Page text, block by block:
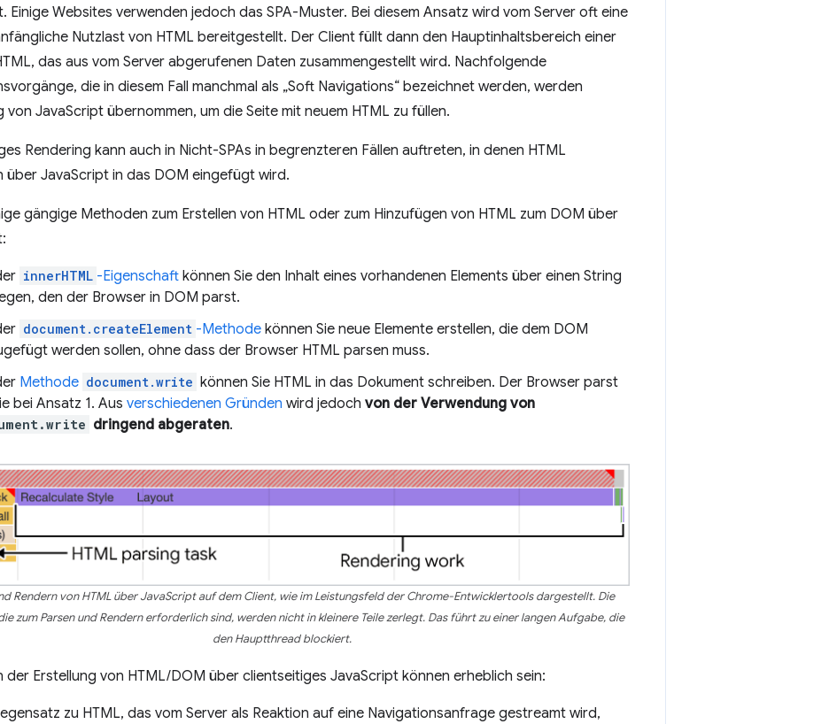
Einige Websites verwenden jedoch das SPA-Muster. Bei diesem Ansatz wird vom Server oft eine
Nutzlast von HTML bereitgestellt. Der Client füllt dann den Hauptinhaltsbereich einer
das aus vom Server abgerufenen Daten zusammengestellt wird. Nachfolgende
die in diesem Fall manchmal als „Soft Navigations“ bezeichnet werden, werden
von JavaScript übernommen, um die Seite mit neuem HTML zu füllen.
Rendering kann auch in Nicht-SPAs in begrenzteren Fällen auftreten, in denen HTML
über JavaScript in das DOM eingefügt wird.
gängige Methoden zum Erstellen von HTML oder zum Hinzufügen von HTML zum DOM über
innerHTML -Eigenschaft können Sie den Inhalt eines vorhandenen Elements über einen String
den der Browser in DOM parst.
document.createElement -Methode können Sie neue Elemente erstellen, die dem DOM
werden sollen, ohne dass der Browser HTML parsen muss.
Methode document.write können Sie HTML in das Dokument schreiben. Der Browser parst
bei Ansatz 1. Aus verschiedenen Gründen wird jedoch von der Verwendung von
dringend abgeraten.
Rendern von HTML über JavaScript auf dem Client, wie im Leistungsfeld der Chrome-Entwicklertools dargestellt. Die
zum Parsen und Rendern erforderlich sind, werden nicht in kleinere Teile zerlegt. Das führt zu einer langen Aufgabe, die
den Hauptthread blockiert.
der Erstellung von HTML/DOM über clientseitiges JavaScript können erheblich sein:
zu HTML, das vom Server als Reaktion auf eine Navigationsanfrage gestreamt wird,